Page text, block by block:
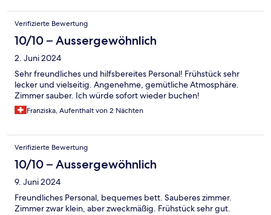
in keinem vertretbaren Verhältnis zum Preis. Bei über 200 EUR
pro Nacht war ich schlicht nicht darauf vorbereitet, wie beengt
der Raum tatsächlich ist – das war ein echter Schockmoment
beim Betreten des Zimmers. In dieser Preiskategorie darf man
zu Recht ein Mindestmass an Komfort und Bewegungsfreiheit
erwarten.
Verifizierte Bewertung
10/10 – Aussergewöhnlich
2. Juni 2024
Sehr freundliches und hilfsbereites Personal! Frühstück sehr
lecker und vielseitig. Angenehme, gemütliche Atmosphäre.
Zimmer sauber. Ich würde sofort wieder buchen!
Franziska, Aufenthalt von 2 Nächten
Verifizierte Bewertung
10/10 – Aussergewöhnlich
9. Juni 2024
Freundliches Personal, bequemes bett. Sauberes zimmer.
Zimmer zwar klein, aber zweckmäßig. Frühstück sehr gut.